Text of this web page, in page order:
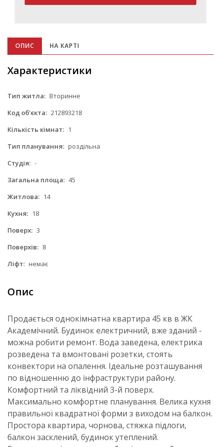
ОПИС НА КАРТІ
Характеристики
Тип житла: Вторинне
Код об'єкта: 212893218
Кількість кімнат: 1
Тип планування: роздільна
Студія: -
Загальна площа: 45
Житлова: 14
Кухня: 18
Поверх: 3
Поверхів: 8
Ліфт: немає
Опис
Продається однокімнатна квартира 45 кв в ЖК
Академічний. Будинок електричний, вже зданий -
можна робити ремонт. Вода заведена, електрика
розведена та вмонтовані розетки, стоять
конвектори на опалення. Ідеальне розташування
по відношенню до інфраструктури району.
Комфортний та ліквідний 3-й поверх.
Максимально комфортне планування. Велика кухня
правильної квадратної форми з виходом на балкон.
Простора квартира, чорнова, стяжка підлоги,
балкон засклений, будинок утеплений.